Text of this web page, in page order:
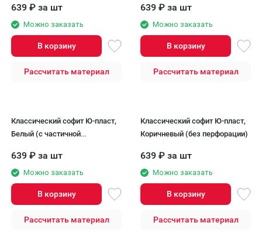
639 ₽ за шт
Можно заказать
В корзину
Рассчитать материал
639 ₽ за шт
Можно заказать
В корзину
Рассчитать материал
Классический софит Ю-пласт,
Белый (с частичной
639 ₽ за шт
Можно заказать
В корзину
Рассчитать материал
Классический софит Ю-пласт,
Коричневый (без перфорации)
639 ₽ за шт
Можно заказать
В корзину
Рассчитать материал